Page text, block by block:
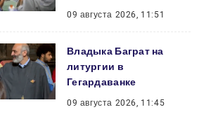
09 августа 2026, 11:51
Владыка Баграт на
литургии в
Гегардаванке
09 августа 2026, 11:45